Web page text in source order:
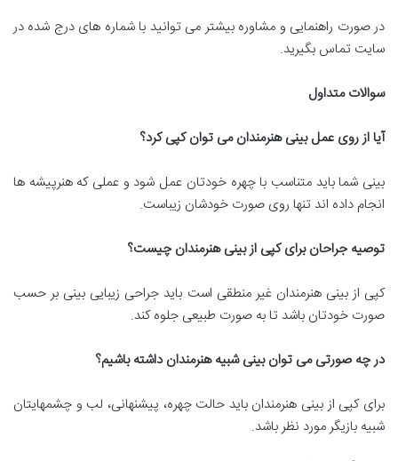
در صورت راهنمایی و مشاوره بیشتر می توانید با شماره های درج شده در
سایت تماس بگیرید.
سوالات متداول
آیا از روی عمل بینی هنرمندان می توان کپی کرد؟
بینی شما باید متناسب با چهره خودتان عمل شود و عملی که هنرپیشه ها
انجام داده اند تنها روی صورت خودشان زیباست.
توصیه جراحان برای کپی از بینی هنرمندان چیست؟
کپی از بینی هنرمندان غیر منطقی است باید جراحی زیبایی بینی بر حسب
صورت خودتان باشد تا به صورت طبیعی جلوه کند.
در چه صورتی می توان بینی شبیه هنرمندان داشته باشیم؟
برای کپی از بینی هنرمندان باید حالت چهره، پیشنهانی، لب و چشمهایتان
شبیه بازیگر مورد نظر باشد.